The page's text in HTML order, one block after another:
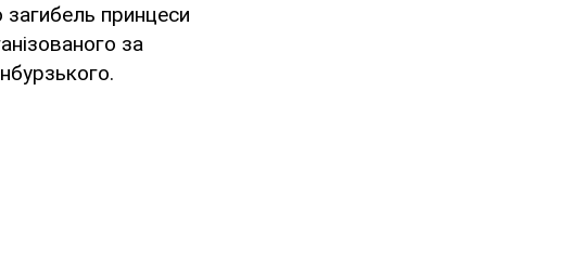
принцеси
за